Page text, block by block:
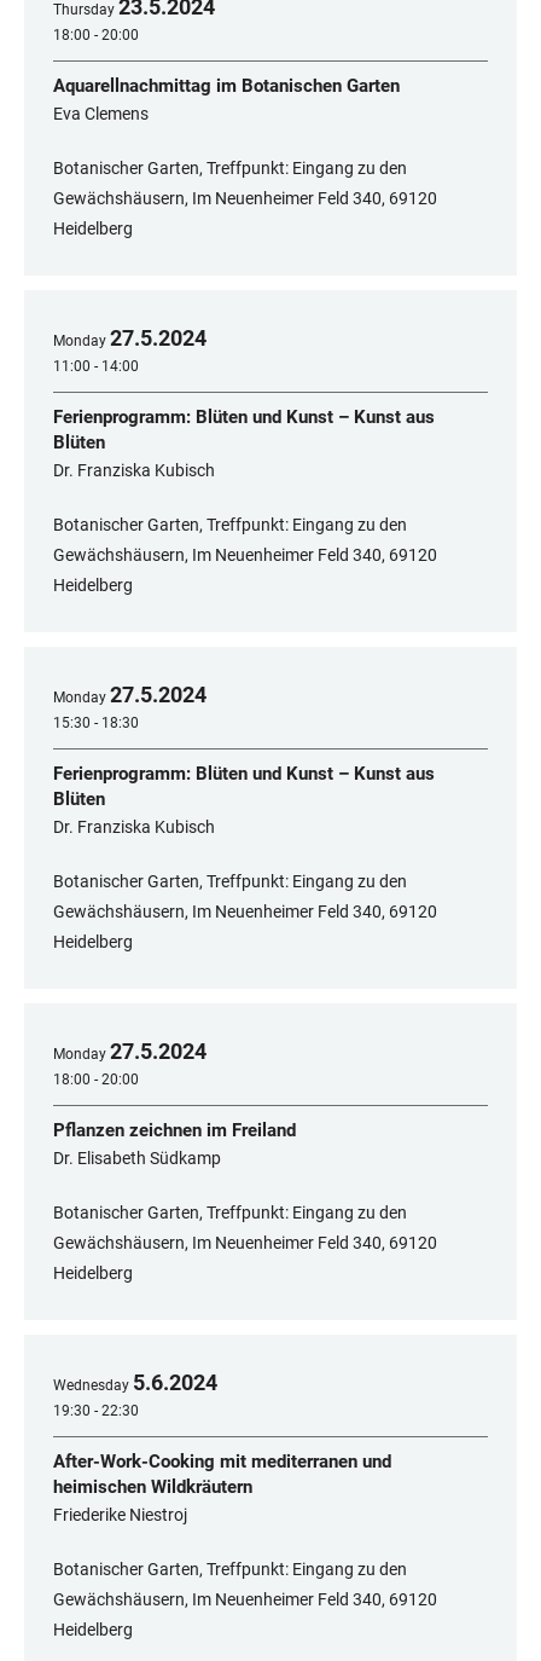
Thursday 23.5.2024
18:00 - 20:00
Aquarellnachmittag im Botanischen Garten
Eva Clemens
Botanischer Garten, Treffpunkt: Eingang zu den
Gewächshäusern, Im Neuenheimer Feld 340, ​​​​​​​69120
Heidelberg
Monday 27.5.2024
11:00 - 14:00
Ferienprogramm: Blüten und Kunst – Kunst aus
Blüten
Dr. Franziska Kubisch
Botanischer Garten, Treffpunkt: Eingang zu den
Gewächshäusern, Im Neuenheimer Feld 340, 69120
Heidelberg
Monday 27.5.2024
15:30 - 18:30
Ferienprogramm: Blüten und Kunst – Kunst aus
Blüten
Dr. Franziska Kubisch
Botanischer Garten, Treffpunkt: Eingang zu den
Gewächshäusern, Im Neuenheimer Feld 340, 69120
Heidelberg
Monday 27.5.2024
18:00 - 20:00
Pflanzen zeichnen im Freiland
Dr. Elisabeth Südkamp
Botanischer Garten, Treffpunkt: Eingang zu den
Gewächshäusern, Im Neuenheimer Feld 340, 69120
Heidelberg
Wednesday 5.6.2024
19:30 - 22:30
After-Work-Cooking mit mediterranen und
heimischen Wildkräutern
Friederike Niestroj
Botanischer Garten, Treffpunkt: Eingang zu den
Gewächshäusern, Im Neuenheimer Feld 340, 69120
Heidelberg